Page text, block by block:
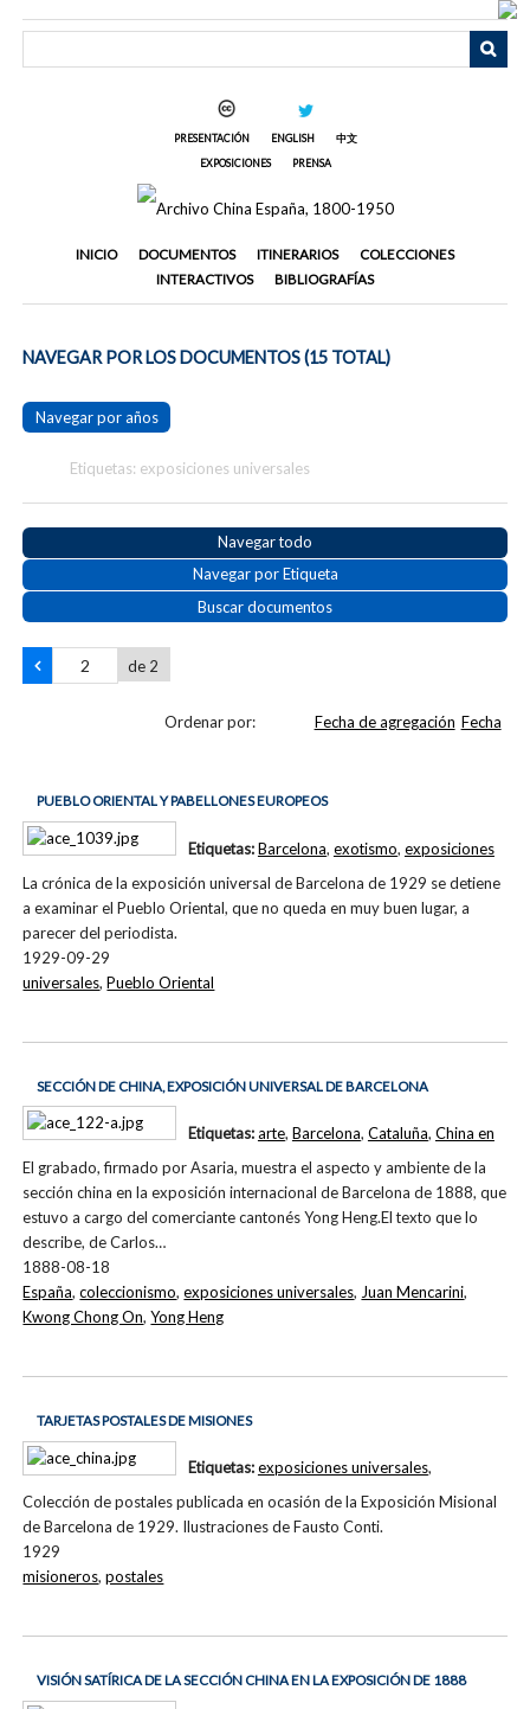
PRESENTACIÓN ENGLISH
中文
EXPOSICIONES
PRENSA
INICIO DOCUMENTOS ITINERARIOS
COLECCIONES
INTERACTIVOS
BIBLIOGRAFÍAS
NAVEGAR POR LOS DOCUMENTOS (15 TOTAL)
Navegar por años
Etiquetas: exposiciones universales
Navegar todo
Navegar por Etiqueta
Buscar documentos
de 2
Ordenar por: Fecha de agregación Fecha
PUEBLO ORIENTAL Y PABELLONES EUROPEOS
La crónica de la exposición universal de Barcelona de 1929 se detiene
a examinar el Pueblo Oriental, que no queda en muy buen lugar, a
parecer del periodista.
1929-09-29
Etiquetas:Barcelona, exotismo, exposiciones
universales,Pueblo Oriental
SECCIÓN DE CHINA, EXPOSICIÓN UNIVERSAL DE BARCELONA
El grabado, firmado por Asaria, muestra el aspecto y ambiente de la
sección china en la exposición internacional de Barcelona de 1888, que
estuvo a cargo del comerciante cantonés Yong Heng.El texto que lo
describe, de Carlos…
1888-08-18
Etiquetas:arte, Barcelona, Cataluña, China en
España,coleccionismo,exposiciones universales, Juan Mencarini,
Kwong Chong On,Yong Heng
TARJETAS POSTALES DE MISIONES
Colección de postales publicada en ocasión de la Exposición Misional
de Barcelona de 1929. Ilustraciones de Fausto Conti.
1929
Etiquetas:exposiciones universales,
misioneros,postales
VISIÓN SATÍRICA DE LA SECCIÓN CHINA EN LA EXPOSICIÓN DE 1888